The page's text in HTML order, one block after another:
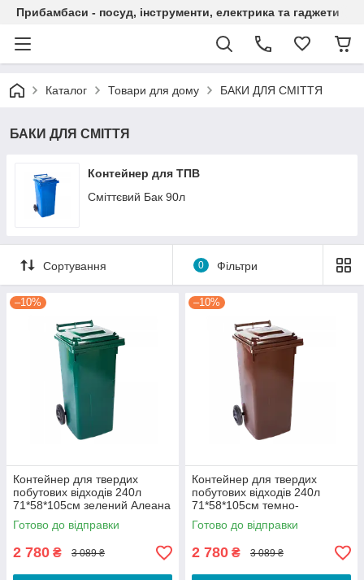
Прибамбаси - посуд, інструменти, електрика та гаджети
Каталог Товари для дому БАКИ ДЛЯ СМІТТЯ
БАКИ ДЛЯ СМІТТЯ
Контейнер для ТПВ
Сміттєвий Бак 90л
Сортування 0 Фільтри
–10%
Контейнер для твердих
побутових відходів 240л
71*58*105см зелений Алеана
Готово до відправки
2 780 ₴ 3 089 ₴
–10%
Контейнер для твердих
побутових відходів 240л
71*58*105см темно-
коричневий Алеана
Готово до відправки
2 780 ₴ 3 089 ₴